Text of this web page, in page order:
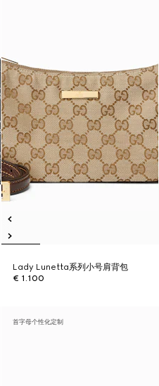
Lady Lunetta系列小号肩背包
€ 1.100
首字母个性化定制